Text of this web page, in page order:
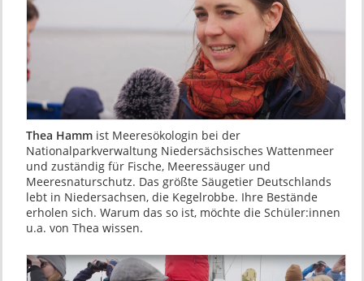
Thea Hammist Meeresökologin bei der
Nationalparkverwaltung Niedersächsisches Wattenmeer
und zuständig für Fische, Meeressäuger und
Meeresnaturschutz. Das größte Säugetier Deutschlands
lebt in Niedersachsen, die Kegelrobbe. Ihre Bestände
erholen sich. Warum das so ist, möchte die Schüler:innen
u.a. von Thea wissen.